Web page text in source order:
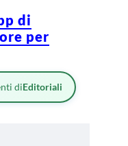
di
per
diEditoriali